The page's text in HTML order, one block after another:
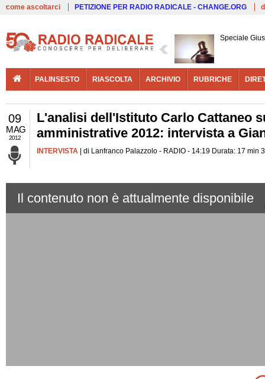
come ascoltarci PETIZIONE PER RADIO RADICALE - CHANGE.ORG
Speciale
PALINSESTO RIASCOLTA ARCHIVIO RUBRICHE
09
MAG
2012
L'analisi dell'Istituto Carlo Cattaneo
amministrative 2012: intervista a
INTERVISTA | di Lanfranco Palazzolo - RADIO - 14:19 Durata: 17 min
Il contenuto non è attualmente disponibile